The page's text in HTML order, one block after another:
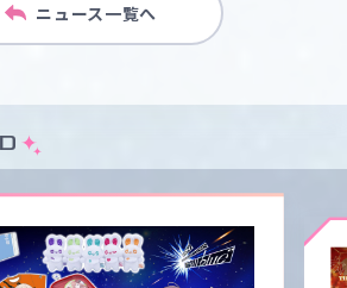
ニュース一覧へ